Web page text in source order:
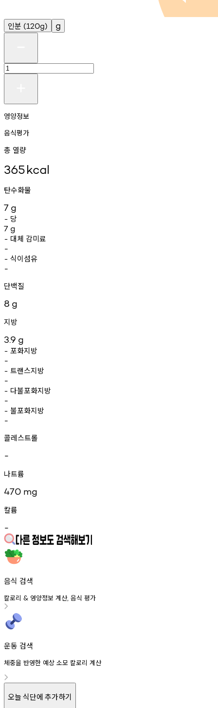
인분 (120g) g
영양정보
음식평가
총 열량
365kcal
탄수화물
7 g
- 당
7 g
- 대체 감미료
-
- 식이섬유
-
단백질
8 g
지방
3.9 g
- 포화지방
-
- 트랜스지방
-
- 다불포화지방
-
- 불포화지방
-
콜레스트롤
-
나트륨
470 mg
칼륨
-
음식 검색
칼로리 & 영양정보 계산, 음식 평가
운동 검색
체중을 반영한 예상 소모 칼로리 계산
오늘 식단에 추가하기